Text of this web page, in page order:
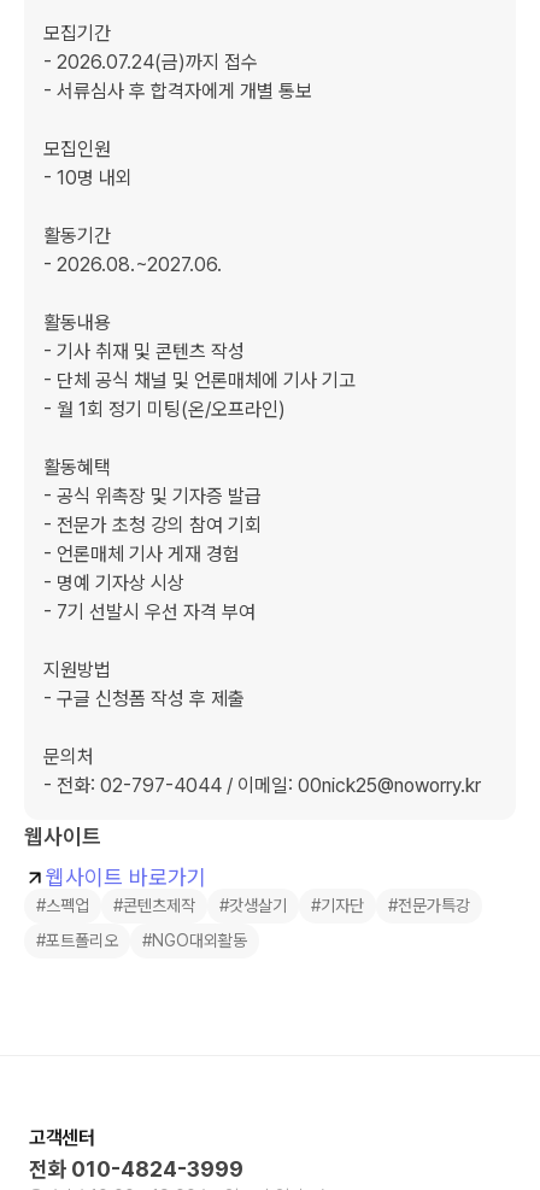
모집기간
- 2026.07.24(금)까지 접수
- 서류심사 후 합격자에게 개별 통보
모집인원
- 10명 내외
활동기간
- 2026.08.~2027.06.
활동내용
- 기사 취재 및 콘텐츠 작성
- 단체 공식 채널 및 언론매체에 기사 기고
- 월 1회 정기 미팅(온/오프라인)
활동혜택
- 공식 위촉장 및 기자증 발급
- 전문가 초청 강의 참여 기회
- 언론매체 기사 게재 경험
- 명예 기자상 시상
- 7기 선발시 우선 자격 부여
지원방법
- 구글 신청폼 작성 후 제출
문의처
- 전화: 02-797-4044 / 이메일: 00nick25@noworry.kr
웹사이트
웹사이트 바로가기
#스펙업 #콘텐츠제작 #갓생살기 #기자단
#전문가특강
#포트폴리오
#NGO대외활동
고객센터
전화 010-4824-3999